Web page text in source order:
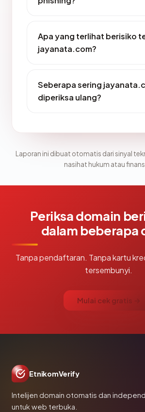
Apa yang terlihat berisiko
jayanata.com?
Seberapa sering
diperiksa ulang?
Laporan ini dibuat otomatis dari sinyal
nasihat hukum atau
Periksa domain
dalam beberapa
Tanpa pendaftaran. Tanpa kartu
tersembunyi.
Mulai cek gratis →
EtnikomVerify
Intelijen domain otomatis dan
untuk web terbuka.